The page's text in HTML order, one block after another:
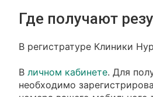
Где получают
В регистратуре Клиники
Вличном кабинете. Для
необходимо